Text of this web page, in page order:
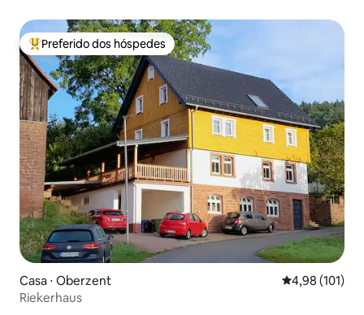
Entre os melhores preferidos dos hóspedes
Preferido dos hóspedes
Casa ⋅ Oberzent 4,98 de uma
4,98 (101)
Riekerhaus